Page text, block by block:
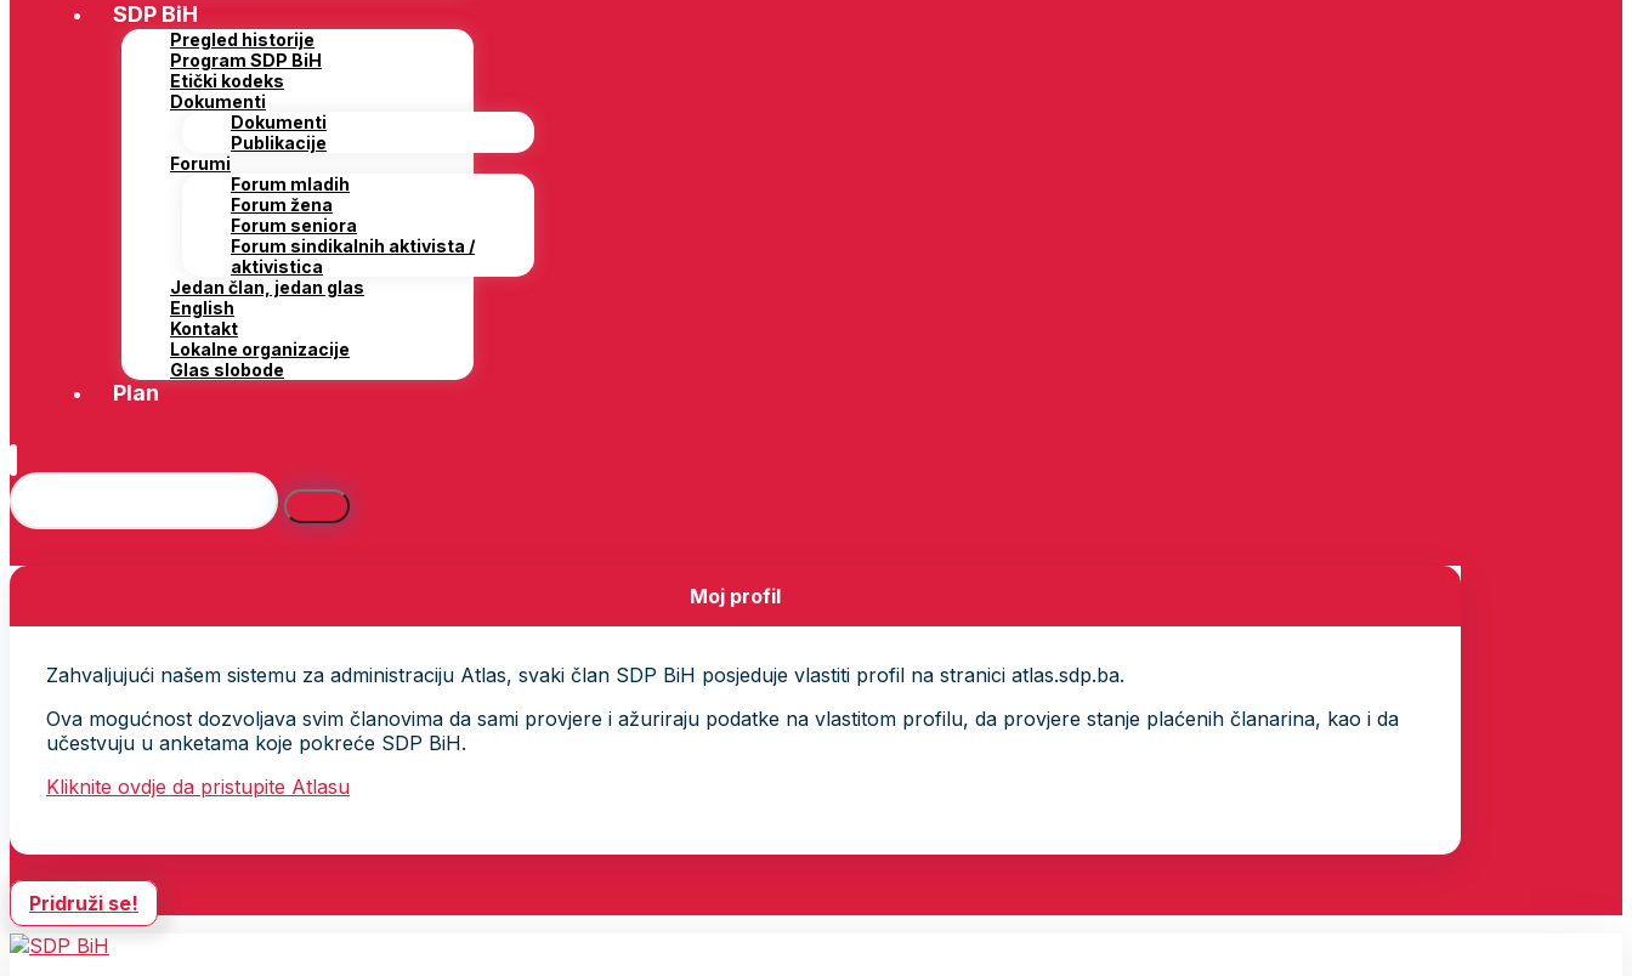
SDP BiH
Pregled historije
Program SDP BiH
Etički kodeks
Dokumenti
Dokumenti
Publikacije
Forumi
Forum mladih
Forum žena
Forum seniora
Forum sindikalnih aktivista /
aktivistica
Jedan član, jedan glas
English
Kontakt
Lokalne organizacije
Glas slobode
Plan
Moj profil
Zahvaljujući našem sistemu za administraciju Atlas, svaki član SDP BiH posjeduje vlastiti profil na stranici atlas.sdp.ba.
Ova mogućnost dozvoljava svim članovima da sami provjere i ažuriraju podatke na vlastitom profilu, da provjere stanje plaćenih članarina, kao i da
učestvuju u anketama koje pokreće SDP BiH.
Kliknite ovdje da pristupite Atlasu
Pridruži se!